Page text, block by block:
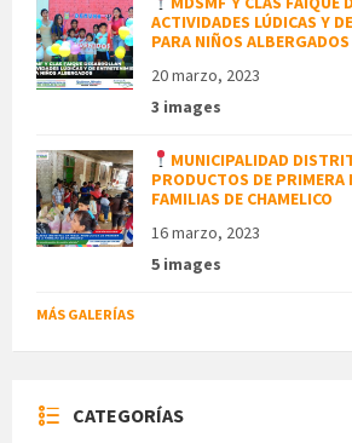
ACTIVIDADES LÚDICAS Y
PARA NIÑOS ALBERGADOS
20 marzo, 2023
3 images
MUNICIPALIDAD
PRODUCTOS DE PRIMERA
FAMILIAS DE CHAMELICO
16 marzo, 2023
5 images
MÁS GALERÍAS
CATEGORÍAS